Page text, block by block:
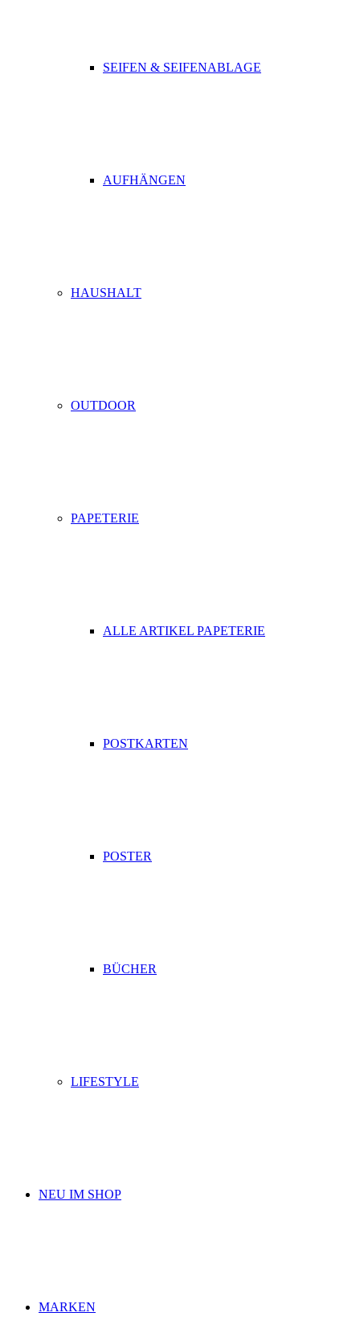
SEIFEN & SEIFENABLAGE
AUFHÄNGEN
HAUSHALT
OUTDOOR
PAPETERIE
ALLE ARTIKEL PAPETERIE
POSTKARTEN
POSTER
BÜCHER
LIFESTYLE
NEU IM SHOP
MARKEN